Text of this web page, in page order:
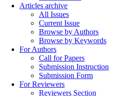
Articles archive
All Issues
Current Issue
Browse by Authors
Browse by Keywords
For Authors
Call for Papers
Submission Instruction
Submission Form
For Reviewers
Reviewers Section